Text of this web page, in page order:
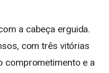
a cabeça erguida.
com três vitórias
comprometimento e a